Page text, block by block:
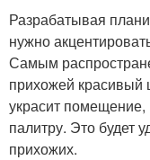
Разрабатывая
нужно
Самым
прихожей красивый
украсит помещение,
палитру. Это будет
прихожих.